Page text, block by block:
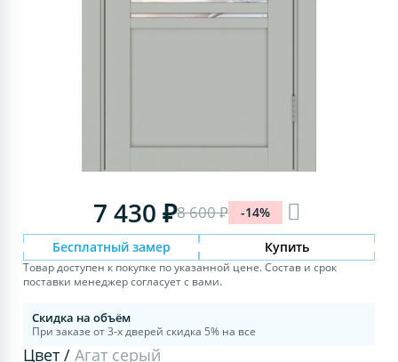
7 430 ₽8 600 ₽ -14%
Бесплатный замер Купить
Товар доступен к покупке по указанной цене. Состав и срок
поставки менеджер согласует с вами.
Скидка на объём
При заказе от 3-х дверей скидка 5% на все
Цвет /Агат серый